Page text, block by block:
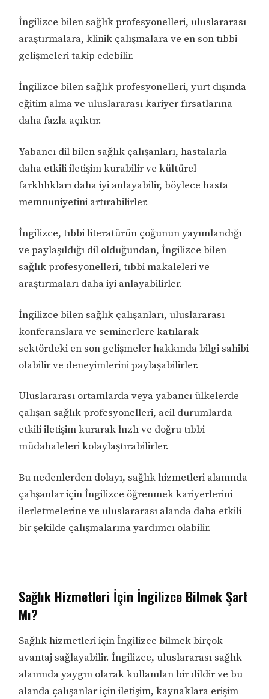
İngilizce bilen sağlık profesyonelleri, uluslararası
araştırmalara, klinik çalışmalara ve en son tıbbi
gelişmeleri takip edebilir.
İngilizce bilen sağlık profesyonelleri, yurt dışında
eğitim alma ve uluslararası kariyer fırsatlarına
daha fazla açıktır.
Yabancı dil bilen sağlık çalışanları, hastalarla
daha etkili iletişim kurabilir ve kültürel
farklılıkları daha iyi anlayabilir, böylece hasta
memnuniyetini artırabilirler.
İngilizce, tıbbi literatürün çoğunun yayımlandığı
ve paylaşıldığı dil olduğundan, İngilizce bilen
sağlık profesyonelleri, tıbbi makaleleri ve
araştırmaları daha iyi anlayabilirler.
İngilizce bilen sağlık çalışanları, uluslararası
konferanslara ve seminerlere katılarak
sektördeki en son gelişmeler hakkında bilgi sahibi
olabilir ve deneyimlerini paylaşabilirler.
Uluslararası ortamlarda veya yabancı ülkelerde
çalışan sağlık profesyonelleri, acil durumlarda
etkili iletişim kurarak hızlı ve doğru tıbbi
müdahaleleri kolaylaştırabilirler.
Bu nedenlerden dolayı, sağlık hizmetleri alanında
çalışanlar için İngilizce öğrenmek kariyerlerini
ilerletmelerine ve uluslararası alanda daha etkili
bir şekilde çalışmalarına yardımcı olabilir.
Sağlık Hizmetleri İçin İngilizce Bilmek Şart
Mı?
Sağlık hizmetleri için İngilizce bilmek birçok
avantaj sağlayabilir. İngilizce, uluslararası sağlık
alanında yaygın olarak kullanılan bir dildir ve bu
alanda çalışanlar için iletişim, kaynaklara erişim